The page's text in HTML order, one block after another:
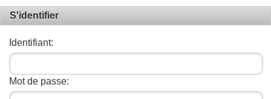
S'identifier
Identifiant:
Mot de passe: